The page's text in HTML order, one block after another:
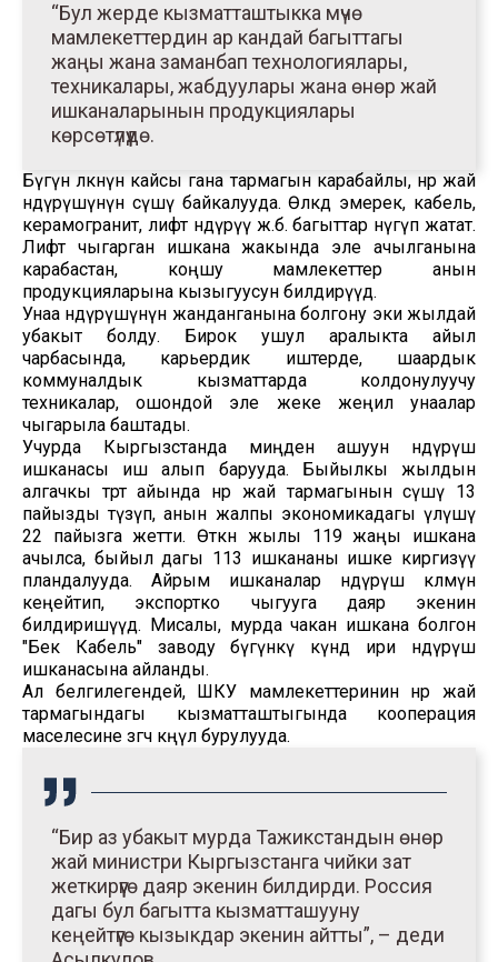
“Бул жерде кызматташтыкка мүчө
мамлекеттердин ар кандай багыттагы
жаңы жана заманбап технологиялары,
техникалары, жабдуулары жана өнөр жай
ишканаларынын продукциялары
көрсөтүлүүдө.
Бүгүн өлкөнүн кайсы гана тармагын карабайлы, өнөр жай
өндүрүшүнүн өсүшү байкалууда. Өлкөдө эмерек, кабель,
керамогранит, лифт өндүрүү ж.б. багыттар өнүгүп жатат.
Лифт чыгарган ишкана жакында эле ачылганына
карабастан, коңшу мамлекеттер анын
продукцияларына кызыгуусун билдирүүдө.
Унаа өндүрүшүнүн жанданганына болгону эки жылдай
убакыт болду. Бирок ушул аралыкта айыл
чарбасында, карьердик иштерде, шаардык
коммуналдык кызматтарда колдонулуучу
техникалар, ошондой эле жеке жеңил унаалар
чыгарыла баштады.
Учурда Кыргызстанда миңден ашуун өндүрүш
ишканасы иш алып барууда. Быйылкы жылдын
алгачкы төрт айында өнөр жай тармагынын өсүшү 13
пайызды түзүп, анын жалпы экономикадагы үлүшү
22 пайызга жетти. Өткөн жылы 119 жаңы ишкана
ачылса, быйыл дагы 113 ишкананы ишке киргизүү
пландалууда. Айрым ишканалар өндүрүш көлөмүн
кеңейтип, экспортко чыгууга даяр экенин
билдиришүүдө. Мисалы, мурда чакан ишкана болгон
"Бек Кабель" заводу бүгүнкү күндө ири өндүрүш
ишканасына айланды.
Ал белгилегендей, ШКУ мамлекеттеринин өнөр жай
тармагындагы кызматташтыгында кооперация
маселесине өзгөчө көңүл бурулууда.
“Бир аз убакыт мурда Тажикстандын өнөр
жай министри Кыргызстанга чийки зат
жеткирүүгө даяр экенин билдирди. Россия
дагы бул багытта кызматташууну
кеңейтүүгө кызыкдар экенин айтты”, – деди